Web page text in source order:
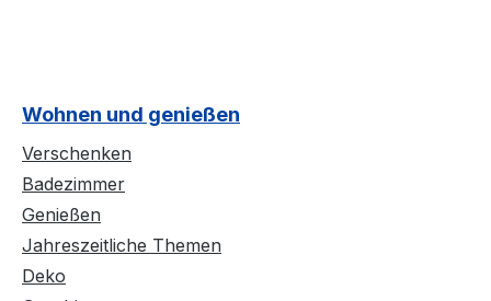
Wohnen und genießen
Verschenken
Badezimmer
Genießen
Jahreszeitliche Themen
Deko